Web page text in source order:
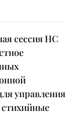
сессия НС
управления
стихийные